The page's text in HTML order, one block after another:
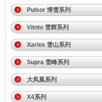
Pulsor 博雪系列
Vitnto 雪辉系列
Xarios 雪山系列
Supra 雪峰系列
大凤凰系列
X4系列